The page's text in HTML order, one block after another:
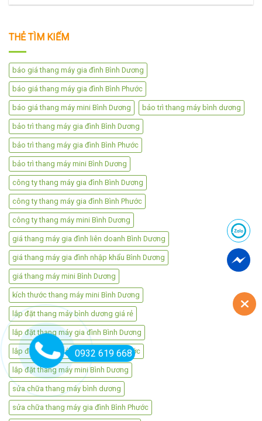
THẺ TÌM KIẾM
báo giá thang máy gia đình Bình Dương
báo giá thang máy gia đình Bình Phước
báo giá thang máy mini Bình Dương bảo trì thang máy bình dương
bảo trì thang máy gia đình Bình Dương
bảo trì thang máy gia đình Bình Phước
bảo trì thang máy mini Bình Dương
công ty thang máy gia đình Bình Dương
công ty thang máy gia đình Bình Phước
công ty thang máy mini Bình Dương
giá thang máy gia đình liên doanh Bình Dương
giá thang máy gia đình nhập khẩu Bình Dương
giá thang máy mini Bình Dương
kích thước thang máy mini Bình Dương
lắp đặt thang máy bình dương giá rẻ
lắp đặt thang máy gia đình Bình Dương
lắp đặt thang máy gia đình Bình Phước
lắp đặt thang máy mini Bình Dương
sửa chữa thang máy bình dương
sửa chữa thang máy gia đình Bình Phước
0932 619 668